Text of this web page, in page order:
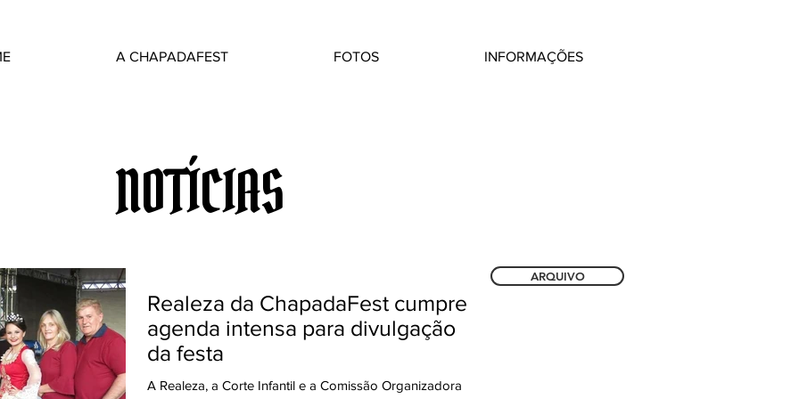
A CHAPADAFEST FOTOS INFORMAÇÕES
NOTÍCIAS
Realeza da ChapadaFest cumpre
agenda intensa para divulgação
da festa
A Realeza, a Corte Infantil e a Comissão Organizadora
ARQUIVO